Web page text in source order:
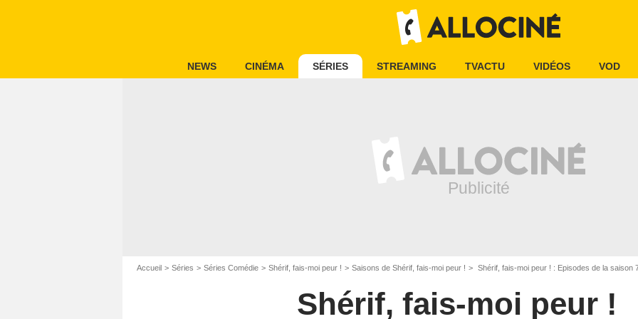
NEWS CINÉMA SÉRIES STREAMING TVACTU VIDÉOS VOD
Accueil Séries Séries Comédie Shérif, fais-moi peur ! Saisons de Shérif, fais-moi peur ! Shérif, fais-moi peur ! : Episodes de la saison
Shérif, fais-moi peur !